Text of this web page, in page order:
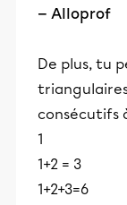
— Alloprof
De plus, tu
consécutifs
1
1+2 = 3
1+2+3=6